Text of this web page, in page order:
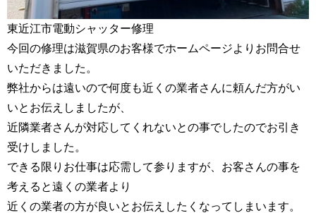
東近江市電動シャッター修理
今回の修理は滋賀県のお客様でホームページよりお問合せ
いただきました。
弊社からは遠いので何度も近くの業者さんに頼んだ方がい
いとお伝えしましたが、
近隣業者さんが対応してくれないとの事でしたのでお引き
受けしました。
できる限りお仕事は応需して参りますが、お客さんの事を
考えると遠くの業者より
近くの業者の方が良いとお伝えしたくなってしまいます。